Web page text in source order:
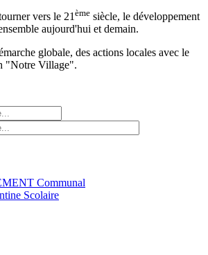
vers le 21 ème siècle, le développement
aujourd'hui et demain.
globale, des actions locales avec le
"Notre Village".
Communal
Scolaire